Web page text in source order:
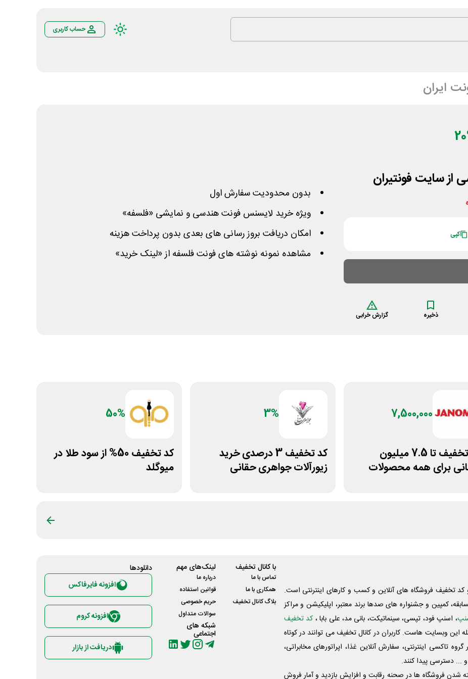
حساب کاربری
ایران
کپی
ذخیره گزارش خرابی
بدون محدودیت سفارش اول
ویژه خرید لایسنس فونت هندسی و نمایشی «فلسفه»
امکان دریافت بروز رسانی های بعدی بدون پرداخت هزینه
مشاهده نمونه نوشته های فونت فلسفه از «لینک خرید»
7,500,000
کد تخفیف تا 7.5 میلیون
برای همه محصولات
3%
کد تخفیف 3 درصدی خرید
زیورآلات جواهری حقانی
50%
کد تخفیف 50% از سود طلا در
میوگلد
تخفیف فروشگاه های آنلاین و کسب و‌ کارهای اینترنتی است.
کمپین و جشنواره های صدها برند معتبر، اپلیکیشن و مراکز
، اسنپ فود، تپسی، سینماتیکت، بانی مد، علی‌ بابا ، کد تخفیف
این وبسایت ‌هاست. کاربران در کانال تخفیف می توانند در کوتاه
تاکسی اینترنتی، سفارش آنلاین غذا، اپراتورهای مخابراتی،
... دسترسی پیدا کنند.
شدن فروشگاه ها در صحنه رقابت و افزایش بازدید و آمار فروش
با کانال تخفیف
تماس با ما
همکاری با ما
بلاگ کانال تخفیف
لینک‌های مهم
درباره ما
قوانین استفاده
حریم خصوصی
سوالات متداول
شبکه های
اجتماعی
دانلود‌ها
افزونه فایرفاکس
افزونه کروم
دریافت از بازار